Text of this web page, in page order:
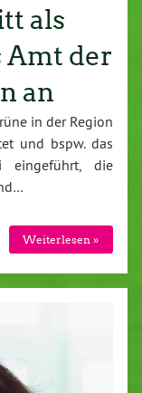
als
Amt der
an
in der Region
und bspw. das
die
Weiterlesen »